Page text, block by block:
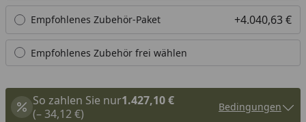
Empfohlenes Zubehör-Paket +4.040,63 €
Empfohlenes Zubehör frei wählen
So zahlen Sie nur1.427,10 €
(– 34,12 €)
Bedingungen